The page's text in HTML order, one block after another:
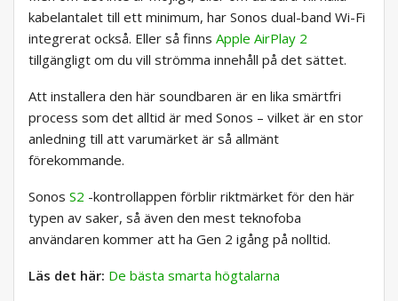
kabelantalet till ett minimum, har Sonos dual-band Wi-Fi
integrerat också. Eller så finns Apple AirPlay 2
tillgängligt om du vill strömma innehåll på det sättet.
Att installera den här soundbaren är en lika smärtfri
process som det alltid är med Sonos – vilket är en stor
anledning till att varumärket är så allmänt
förekommande.
Sonos S2 -kontrollappen förblir riktmärket för den här
typen av saker, så även den mest teknofoba
användaren kommer att ha Gen 2 igång på nolltid.
Läs det här: De bästa smarta högtalarna